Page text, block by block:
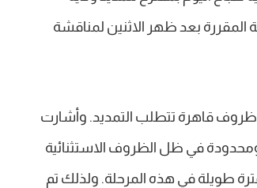
بعد ظهر الاثنين لمناقشة
ظروف قاهرة تتطلب التمديد. وأشارت
في ظل الظروف الاستثنائية
طويلة في هذه المرحلة. ولذلك تم